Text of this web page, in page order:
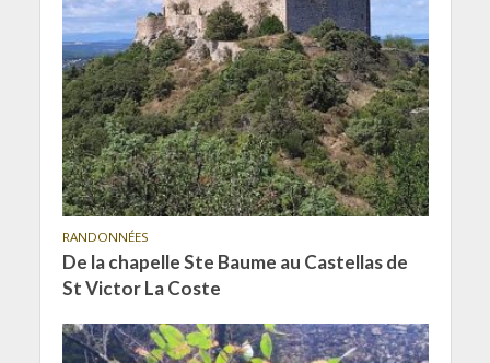
RANDONNÉES
De la chapelle Ste Baume au Castellas de
St Victor La Coste